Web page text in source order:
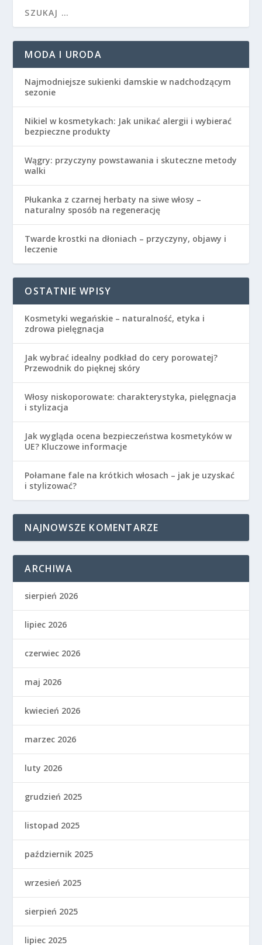
MODA I URODA
Najmodniejsze sukienki damskie w nadchodzącym
sezonie
Nikiel w kosmetykach: Jak unikać alergii i wybierać
bezpieczne produkty
Wągry: przyczyny powstawania i skuteczne metody
walki
Płukanka z czarnej herbaty na siwe włosy –
naturalny sposób na regenerację
Twarde krostki na dłoniach – przyczyny, objawy i
leczenie
OSTATNIE WPISY
Kosmetyki wegańskie – naturalność, etyka i
zdrowa pielęgnacja
Jak wybrać idealny podkład do cery porowatej?
Przewodnik do pięknej skóry
Włosy niskoporowate: charakterystyka, pielęgnacja
i stylizacja
Jak wygląda ocena bezpieczeństwa kosmetyków w
UE? Kluczowe informacje
Połamane fale na krótkich włosach – jak je uzyskać
i stylizować?
NAJNOWSZE KOMENTARZE
ARCHIWA
sierpień 2026
lipiec 2026
czerwiec 2026
maj 2026
kwiecień 2026
marzec 2026
luty 2026
grudzień 2025
listopad 2025
październik 2025
wrzesień 2025
sierpień 2025
lipiec 2025